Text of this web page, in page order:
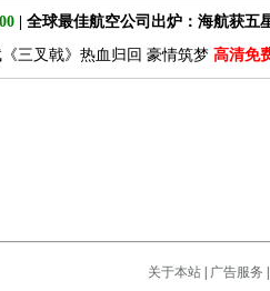
| 全球最佳航空公司出炉：海航获五
三叉戟》热血归回 豪情筑梦 高清免
关于本站| 广告服务